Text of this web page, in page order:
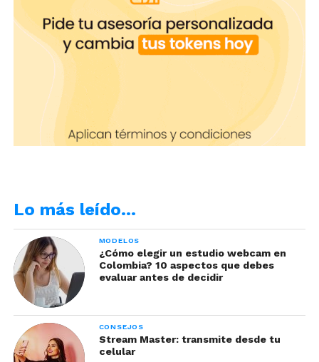
Lo más leído…
MODELOS
¿Cómo elegir un estudio webcam en
Colombia? 10 aspectos que debes
evaluar antes de decidir
CONSEJOS
Stream Master: transmite desde tu
celular